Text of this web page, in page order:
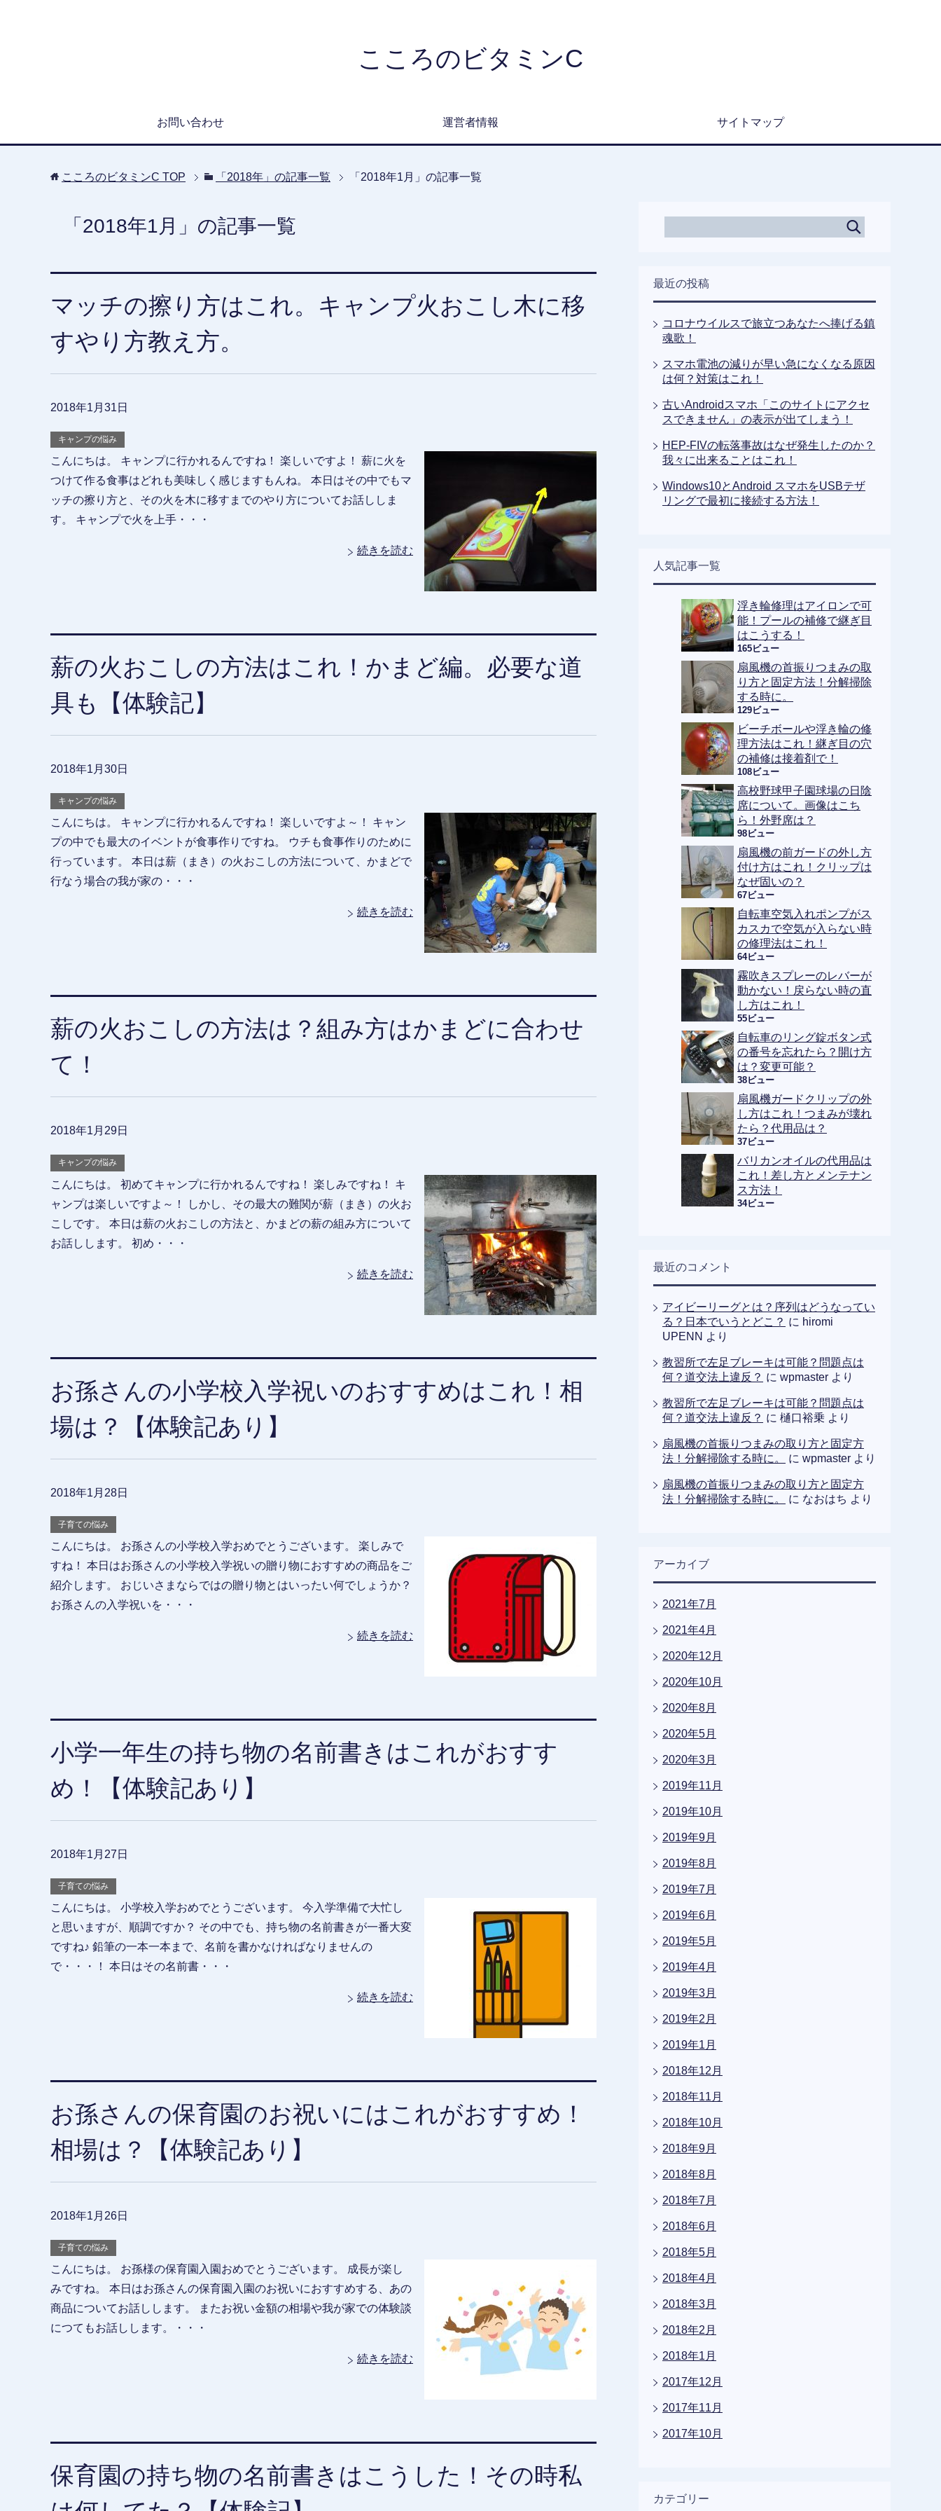
こころのビタミンC
お問い合わせ 運営者情報 サイトマップ
こころのビタミンC TOP 「2018年」の記事一覧 「2018年1月」の記事一覧
「2018年1月」の記事一覧
マッチの擦り方はこれ。キャンプ火おこし木に移
すやり方教え方。
2018年1月31日
キャンプの悩み
こんにちは。 キャンプに行かれるんですね！ 楽しいですよ！ 薪に火を
つけて作る食事はどれも美味しく感じますもんね。 本日はその中でもマ
ッチの擦り方と、その火を木に移すまでのやり方についてお話ししま
す。 キャンプで火を上手・・・
続きを読む
薪の火おこしの方法はこれ！かまど編。必要な道
具も【体験記】
2018年1月30日
キャンプの悩み
こんにちは。 キャンプに行かれるんですね！ 楽しいですよ～！ キャン
プの中でも最大のイベントが食事作りですね。 ウチも食事作りのために
行っています。 本日は薪（まき）の火おこしの方法について、かまどで
行なう場合の我が家の・・・
続きを読む
薪の火おこしの方法は？組み方はかまどに合わせ
て！
2018年1月29日
キャンプの悩み
こんにちは。 初めてキャンプに行かれるんですね！ 楽しみですね！ キ
ャンプは楽しいですよ～！ しかし、その最大の難関が薪（まき）の火お
こしです。 本日は薪の火おこしの方法と、かまどの薪の組み方について
お話しします。 初め・・・
続きを読む
お孫さんの小学校入学祝いのおすすめはこれ！相
場は？【体験記あり】
2018年1月28日
子育ての悩み
こんにちは。 お孫さんの小学校入学おめでとうございます。 楽しみで
すね！ 本日はお孫さんの小学校入学祝いの贈り物におすすめの商品をご
紹介します。 おじいさまならではの贈り物とはいったい何でしょうか？
お孫さんの入学祝いを・・・
続きを読む
小学一年生の持ち物の名前書きはこれがおすす
め！【体験記あり】
2018年1月27日
子育ての悩み
こんにちは。 小学校入学おめでとうございます。 今入学準備で大忙し
と思いますが、順調ですか？ その中でも、持ち物の名前書きが一番大変
ですね♪ 鉛筆の一本一本まで、名前を書かなければなりませんの
で・・・！ 本日はその名前書・・・
続きを読む
お孫さんの保育園のお祝いにはこれがおすすめ！
相場は？【体験記あり】
2018年1月26日
子育ての悩み
こんにちは。 お孫様の保育園入園おめでとうございます。 成長が楽し
みですね。 本日はお孫さんの保育園入園のお祝いにおすすめする、あの
商品についてお話しします。 またお祝い金額の相場や我が家での体験談
につてもお話しします。・・・
続きを読む
保育園の持ち物の名前書きはこうした！その時私
最近の投稿
コロナウイルスで旅立つあなたへ捧げる鎮
魂歌！
スマホ電池の減りが早い急になくなる原因
は何？対策はこれ！
古いAndroidスマホ「このサイトにアクセ
スできません」の表示が出てしまう！
HEP-FIVの転落事故はなぜ発生したのか？
我々に出来ることはこれ！
Windows10とAndroid スマホをUSBテザ
リングで最初に接続する方法！
人気記事一覧
浮き輪修理はアイロンで可
能！プールの補修で継ぎ目
はこうする！
165ビュー
扇風機の首振りつまみの取
り方と固定方法！分解掃除
する時に。
129ビュー
ビーチボールや浮き輪の修
理方法はこれ！継ぎ目の穴
の補修は接着剤で！
108ビュー
高校野球甲子園球場の日陰
席について。画像はこち
ら！外野席は？
98ビュー
扇風機の前ガードの外し方
付け方はこれ！クリップは
なぜ固いの？
67ビュー
自転車空気入れポンプがス
カスカで空気が入らない時
の修理法はこれ！
64ビュー
霧吹きスプレーのレバーが
動かない！戻らない時の直
し方はこれ！
55ビュー
自転車のリング錠ボタン式
の番号を忘れたら？開け方
は？変更可能？
38ビュー
扇風機ガードクリップの外
し方はこれ！つまみが壊れ
たら？代用品は？
37ビュー
バリカンオイルの代用品は
これ！差し方とメンテナン
ス方法！
34ビュー
最近のコメント
アイビーリーグとは？序列はどうなってい
る？日本でいうとどこ？ に hiromi
UPENN より
教習所で左足ブレーキは可能？問題点は
何？道交法上違反？ に wpmaster より
教習所で左足ブレーキは可能？問題点は
何？道交法上違反？ に 樋口裕乗 より
扇風機の首振りつまみの取り方と固定方
法！分解掃除する時に。
に wpmaster より
扇風機の首振りつまみの取り方と固定方
法！分解掃除する時に。
に なおはち より
アーカイブ
2021年7月
2021年4月
2020年12月
2020年10月
2020年8月
2020年5月
2020年3月
2019年11月
2019年10月
2019年9月
2019年8月
2019年7月
2019年6月
2019年5月
2019年4月
2019年3月
2019年2月
2019年1月
2018年12月
2018年11月
2018年10月
2018年9月
2018年8月
2018年7月
2018年6月
2018年5月
2018年4月
2018年3月
2018年2月
2018年1月
2017年12月
2017年11月
2017年10月
カテゴリー